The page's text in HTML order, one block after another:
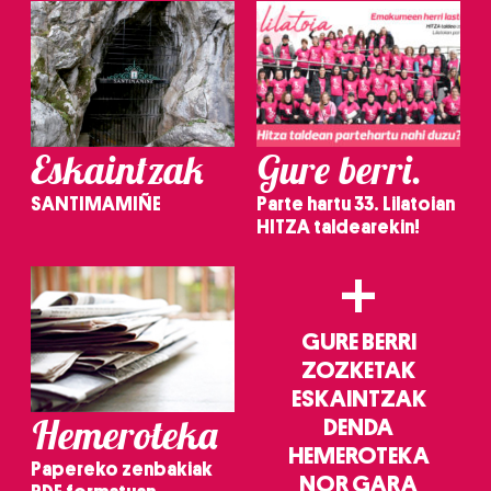
Eskaintzak
SANTIMAMIÑE
Gure berri.
Parte hartu 33. Lilatoian
HITZA taldearekin!
Hemeroteka
Papereko zenbakiak
+
GURE BERRI
ZOZKETAK
ESKAINTZAK
DENDA
HEMEROTEKA
NOR GARA